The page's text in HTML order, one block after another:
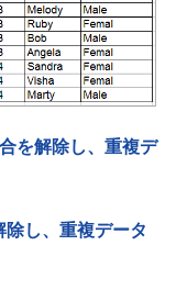
を解除し、重複デ
し、重複データ